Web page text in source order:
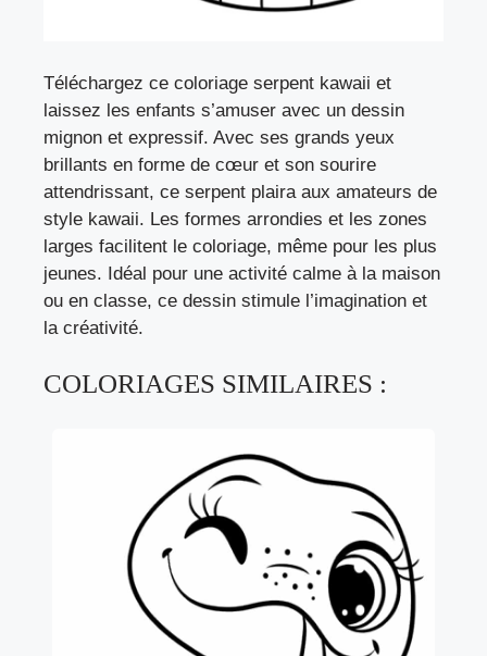
Téléchargez ce coloriage serpent kawaii et
laissez les enfants s’amuser avec un dessin
mignon et expressif. Avec ses grands yeux
brillants en forme de cœur et son sourire
attendrissant, ce serpent plaira aux amateurs de
style kawaii. Les formes arrondies et les zones
larges facilitent le coloriage, même pour les plus
jeunes. Idéal pour une activité calme à la maison
ou en classe, ce dessin stimule l’imagination et
la créativité.
COLORIAGES SIMILAIRES :